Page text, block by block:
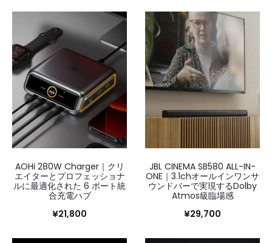
AOHi 280W Charger｜クリ
エイターとプロフェッショナ
ルに最適化された 6 ポート統
合充電ハブ
¥21,800
JBL CINEMA SB580 ALL-IN-
ONE｜3.1chオールインワンサ
ウンドバーで実現するDolby
Atmos級臨場感
¥29,700